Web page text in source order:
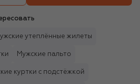
утеплённые жилеты
Мужские пальто
куртки с подстёжкой